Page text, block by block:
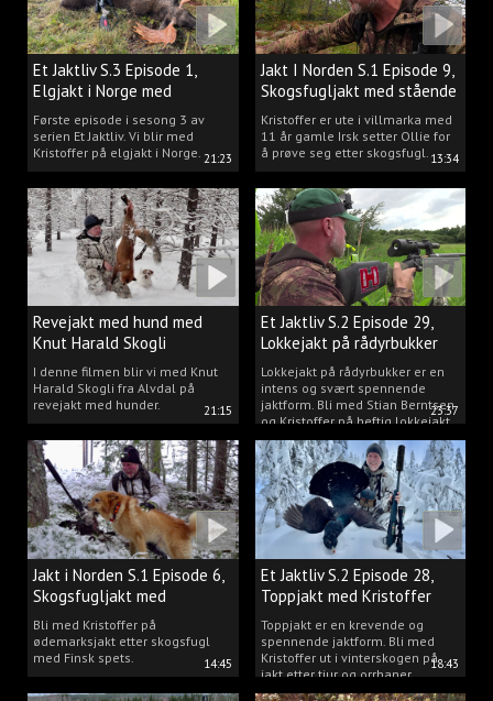
21:23
Et Jaktliv S.3 Episode 1,
Elgjakt i Norge med
Kristoffer Clausen
Første episode i sesong 3 av
serien Et Jaktliv. Vi blir med
Kristoffer på elgjakt i Norge.
13:34
Jakt I Norden S.1 Episode 9,
Skogsfugljakt med stående
hund.
Kristoffer er ute i villmarka med
11 år gamle Irsk setter Ollie for
å prøve seg etter skogsfugl.
21:15
Revejakt med hund med
Knut Harald Skogli
I denne filmen blir vi med Knut
Harald Skogli fra Alvdal på
revejakt med hunder.
23:37
Et Jaktliv S.2 Episode 29,
Lokkejakt på rådyrbukker
med Stian og Kristoffer
Lokkejakt på rådyrbukker er en
intens og svært spennende
jaktform. Bli med Stian Berntsen
og Kristoffer på heftig lokkejakt.
14:45
Jakt i Norden S.1 Episode 6,
Skogsfugljakt med
spetshund.
Bli med Kristoffer på
ødemarksjakt etter skogsfugl
med Finsk spets.
18:43
Et Jaktliv S.2 Episode 28,
Toppjakt med Kristoffer
Clausen
Toppjakt er en krevende og
spennende jaktform. Bli med
Kristoffer ut i vinterskogen på
jakt etter tiur og orrhaner.